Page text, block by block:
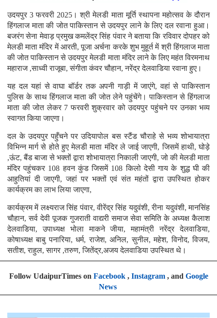
उदयपुर 3 फरवरी 2025। श्री मेलडी माता मूर्ति स्थापना महोत्सव के दौरान
हिंगलाज माता की जोत पाकिस्तान से उदयपुर लाने के लिए दल रवाना हुआ।
बजरंग सेना मेवाड़ प्रमुख कमलेंद्र सिंह पंवार ने बताया कि रविवार दोपहर को
मेलडी माता मंदिर में आरती, पूजा अर्चना करके शुभ मुहूर्त में श्री हिंगलाज माता
की जोत पाकिस्तान से उदयपुर मेलडी माता मंदिर लाने के लिए महंत विरमनाथ
महाराज ,साध्वी राजूबा, संगीता कंवर चौहान, नरेंद्र देलवाडिया रवाना हुए।
यह दल यहां से वाघा बॉर्डर तक अपनी गाड़ी में जाएंगे, वहां से पाकिस्तान
पुलिस के साथ हिंगलाज माता की जोत लेने पहुंचेंगे। पाकिस्तान से हिंगलाज
माता की जोत लेकर 7 फरवरी शुक्रवार को उदयपुर पहुंचने पर उनका भव्य
स्वागत किया जाएगा।
दल के उदयपुर पहुँचने पर उदियापोल बस स्टैंड चौराहे से भव्य शोभायात्रा
विभिन्न मार्ग से होते हुए मेलडी माता मंदिर ले जाई जाएगी, जिसमें हाथी, घोड़े
,ऊंट, बैंड बाजा से भक्तों द्वारा शोभायात्रा निकाली जाएगी, जो की मेलडी माता
मंदिर पहुंचकर 108 हवन कुंड जिसमें 108 किलो देसी गाय के शुद्ध घी की
आहुतियां दी जाएगी, जहां पर भक्तों एवं संत महंतों द्वारा उपस्थित होकर
कार्यक्रम का लाभ लिया जाएगा,
कार्यक्रम में लक्ष्यराज सिंह पंवार, वीरेंद्र सिंह यदुवंशी, रीना यदुवंशी, मानसिंह
चौहान, सर्व देवी पूजक गुजराती वाद्यरी समाज सेवा समिति के अध्यक्ष कैलाश
देलवाडिया, उपाध्यक्ष भोला माकने जीया, महामंत्री नरेंद्र देलवाडिया,
कोषाध्यक्ष बाबु पनारिया, धर्म, राजेश, अनिल, सुनील, महेश, विनोद, विजय,
सतीश, राहुल, सागर ,तरुण, जितेंद्र,अजय देलवाडिया उपस्थित थे।
Follow UdaipurTimes on Facebook, Instagram, and Google
News